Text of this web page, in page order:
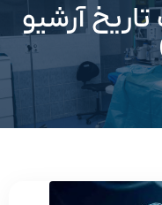
تاریخ آرشیو